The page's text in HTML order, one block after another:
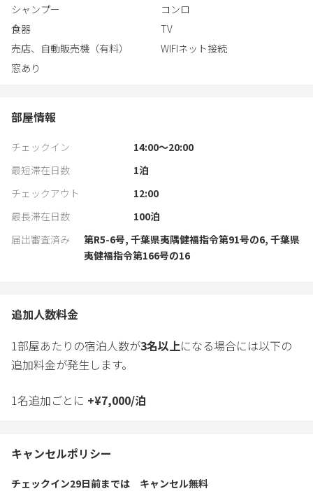
自然の中で過ごす開放感と快適さを両立したアウトドアステイ
を、NAT PARKでお楽しみ下さい。
都心から90分で、非日常へ。
シャンプー
コンロ
食器
TV
売店、自動販売機（有料）
WIFIネット接続
窓あり
部屋情報
チェックイン
14:00〜20:00
最短滞在日数
1泊
チェックアウト
12:00
最長滞在日数
100泊
届出審査済み
第R5-6号, 千葉県夷隅健福指令第91号の6, 千葉県
夷健福指令第166号の16
追加人数料金
1部屋あたりの宿泊人数が3名以上になる場合には以下の
追加料金が発生します。
1名追加ごとに +¥7,000/泊
キャンセルポリシー
チェックイン29日前までは
キャンセル無料